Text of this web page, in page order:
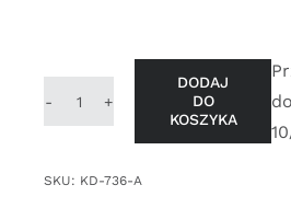
PIROMETR
TERMOMETR
DODAJ
DO
KOSZYKA
SKU: KD-736-A